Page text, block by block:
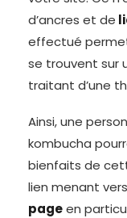
d’ancres et de
effectué
se trouvent sur
traitant d’une
Ainsi, une
kombucha
bienfaits de
lien menant
pageen